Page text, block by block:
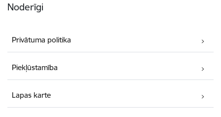
Noderīgi
Privātuma politika
Piekļūstamība
Lapas karte